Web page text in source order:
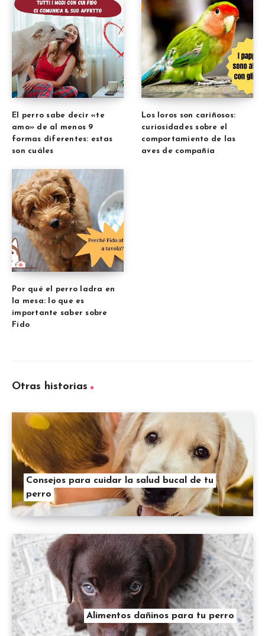
El perro sabe decir «te
amo» de al menos 9
formas diferentes: estas
son cuáles
Los loros son cariñosos:
curiosidades sobre el
comportamiento de las
aves de compañía
Por qué el perro ladra en
la mesa: lo que es
importante saber sobre
Fido
Otras historias
Consejos para cuidar la salud bucal de tu
perro
Alimentos dañinos para tu perro